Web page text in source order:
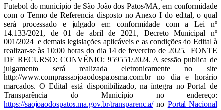
Futebol do município de São João dos Patos/MA, em conformidade
com o Termo de Referencia disposto no Anexo I do edital, o qual
será processado e julgado em conformidade com a Lei nº
14.133/2021, de 01 de abril de 2021, Decreto Municipal nº
001/2024 e demais legislações aplicáveis e as condições do Edital à
realizar-se às 10:00 horas do dia 14 de fevereiro de 2025. FONTE
DE RECURSO: CONVÊNIO: 959551/2024. A sessão publica de
julgamento será realizada eletronicamente no site
http://www.comprassaojoaodospatosma.com.br no dia e horário
marcados. O Edital está disponibilizado, na íntegra no Portal de
Transparência do Município no endereço:
https://saojoaodospatos.ma.gov.br/transparencia/no Portal Nacional